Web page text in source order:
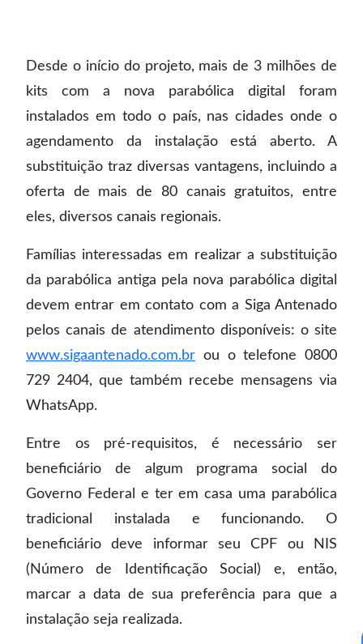
Desde o início do projeto, mais de 3 milhões de
kits com a nova parabólica digital foram
instalados em todo o país, nas cidades onde o
agendamento da instalação está aberto. A
substituição traz diversas vantagens, incluindo a
oferta de mais de 80 canais gratuitos, entre
eles, diversos canais regionais.
Famílias interessadas em realizar a substituição
da parabólica antiga pela nova parabólica digital
devem entrar em contato com a Siga Antenado
pelos canais de atendimento disponíveis: o site
www.sigaantenado.com.br ou o telefone 0800
729 2404, que também recebe mensagens via
WhatsApp.
Entre os pré-requisitos, é necessário ser
beneficiário de algum programa social do
Governo Federal e ter em casa uma parabólica
tradicional instalada e funcionando. O
beneficiário deve informar seu CPF ou NIS
(Número de Identificação Social) e, então,
marcar a data de sua preferência para que a
instalação seja realizada.